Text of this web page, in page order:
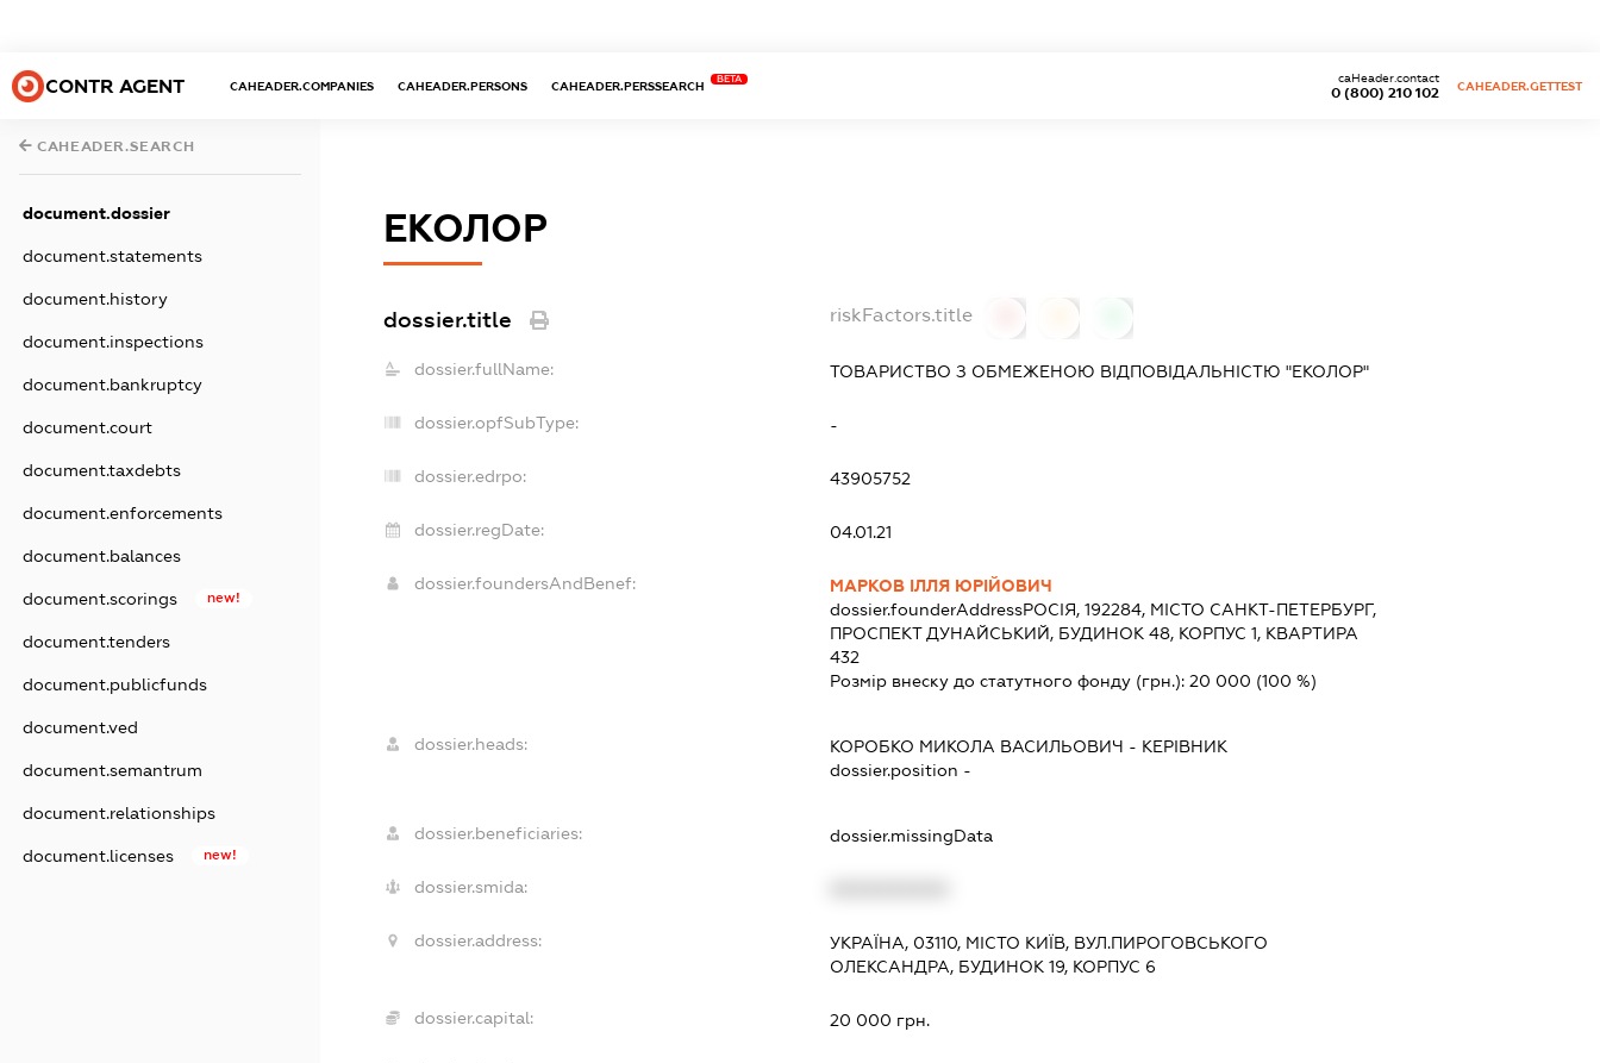
CONTR AGENT CAHEADER.COMPANIES CAHEADER.PERSONS CAHEADER.PERSSEARCH
BETA
0 (800) 210 102
caHeader.contact
CAHEADER.GETTEST
CAHEADER.SEARCH
document.dossier
document.statements
document.history
document.inspections
document.bankruptcy
document.court
document.taxdebts
document.enforcements
document.balances
document.scorings new!
document.tenders
document.publicfunds
document.ved
document.semantrum
document.relationships
document.licenses new!
ЕКОЛОР
dossier.title riskFactors.title
dossier.fullName: ТОВАРИСТВО З ОБМЕЖЕНОЮ ВІДПОВІДАЛЬНІСТЮ "ЕКОЛОР"
dossier.opfSubType: -
dossier.edrpo: 43905752
dossier.regDate: 04.01.21
dossier.foundersAndBenef:
МАРКОВ ІЛЛЯ ЮРІЙОВИЧ
dossier.founderAddressРОСІЯ, 192284, МІСТО САНКТ-ПЕТЕРБУРГ,
ПРОСПЕКТ ДУНАЙСЬКИЙ, БУДИНОК 48, КОРПУС 1, КВАРТИРА
432
Розмір внеску до статутного фонду (грн.):20 000 (100 %)
dossier.heads: КОРОБКО МИКОЛА ВАСИЛЬОВИЧ - КЕРІВНИК
dossier.position -
dossier.beneficiaries: dossier.missingData
dossier.smida:
dossier.address:
УКРАЇНА, 03110, МІСТО КИЇВ, ВУЛ.ПИРОГОВСЬКОГО
ОЛЕКСАНДРА, БУДИНОК 19, КОРПУС 6
dossier.capital: 20 000 грн.